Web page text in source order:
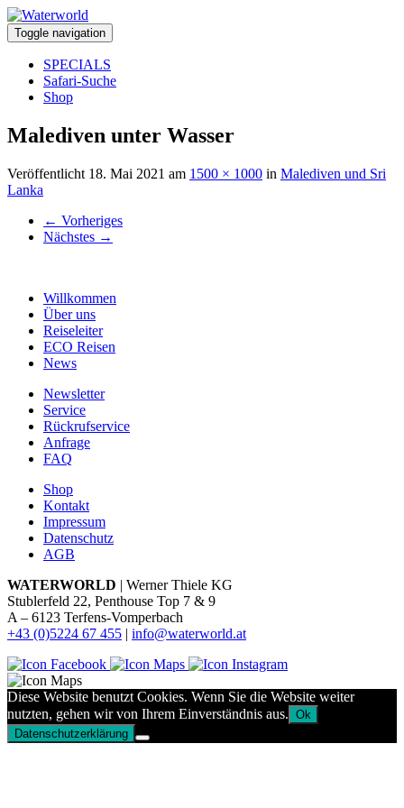
Toggle navigation
SPECIALS
Safari-Suche
Shop
Malediven unter Wasser
Veröffentlicht 18. Mai 2021 am 1500 × 1000 in Malediven und Sri
Lanka
← Vorheriges
Nächstes →
Willkommen
Über uns
Reiseleiter
ECO Reisen
News
Newsletter
Service
Rückrufservice
Anfrage
FAQ
Shop
Kontakt
Impressum
Datenschutz
AGB
WATERWORLD | Werner Thiele KG
Stublerfeld 22, Penthouse Top 7 & 9
A – 6123 Terfens-Vomperbach
+43 (0)5224 67 455 | info@waterworld.at
Diese Website benutzt Cookies. Wenn Sie die Website weiter
nutzten, gehen wir von Ihrem Einverständnis aus. Ok
Datenschutzerklärung